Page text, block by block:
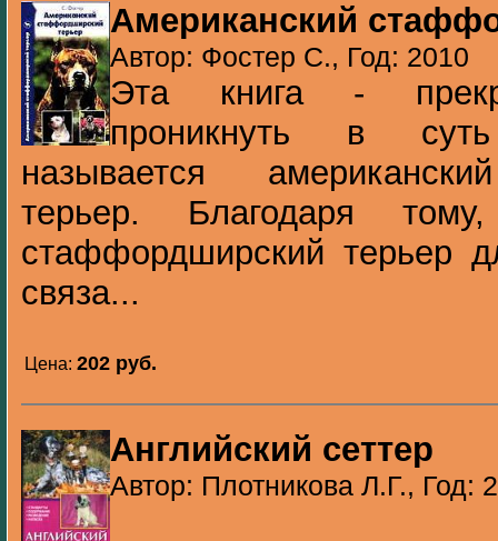
Американский
Автор: Фостер С., Год: 2010
Эта книга -
проникнуть в
называется
терьер. Благодаря
стаффордширский терьер
связа...
Цена: 202 pуб.
Английский сеттер
Автор: Плотникова Л.Г., Год: